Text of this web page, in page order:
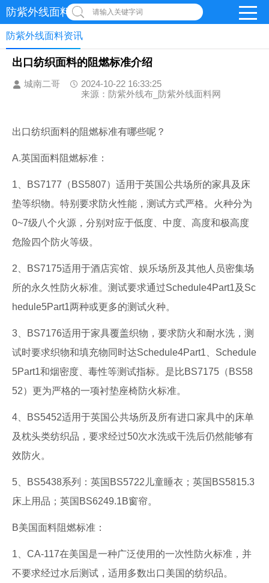
防紫外线面料网 请输入关键字词
防紫外线面料资讯
出口纺织面料的阻燃标准介绍
城南二哥
2024-10-22 16:33:25
来源：防紫外线布_防紫外线面料网
出口纺织面料的阻燃标准有哪些呢？
A.英国面料阻燃标准：
1、BS7177（BS5807）适用于英国公共场所的家具及床
垫等织物。特别要求防火性能，测试方式严格。火种分为
0~7级八个火源，分别对应于低度、中度、高度和极高度
危险四个防火等级。
2、BS7175适用于酒店宾馆、娱乐场所及其他人员密集场
所的永久性防火标准。测试要求通过Schedule4Part1及Sc
hedule5Part1两种或更多的测试火种。
3、BS7176适用于家具覆盖织物，要求防火和耐水洗，测
试时要求织物和填充物同时达Schedule4Part1、Schedule
5Part1和烟密度、毒性等测试指标。是比BS7175（BS58
52）更为严格的一项衬垫座椅防火标准。
4、BS5452适用于英国公共场所及所有进口家具中的床单
及枕头类纺织品，要求经过50次水洗或干洗后仍然能够有
效防火。
5、BS5438系列：英国BS5722儿童睡衣；英国BS5815.3
床上用品；英国BS6249.1B窗帘。
B美国面料阻燃标准：
1、CA-117在美国是一种广泛使用的一次性防火标准，并
不要求经过水后测试，适用多数出口美国的纺织品。